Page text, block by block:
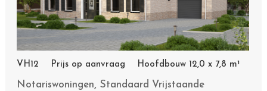
VH12 Prijs op aanvraag Hoofdbouw 12,0 x 7,8 m¹
Notariswoningen,Standaard Vrijstaande